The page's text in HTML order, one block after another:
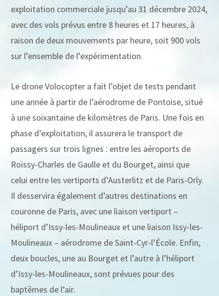
exploitation commerciale jusqu’au 31 décembre 2024,
avec des vols prévus entre 8 heures et 17 heures, à
raison de deux mouvements par heure, soit 900 vols
sur l’ensemble de l’expérimentation.
Le drone Volocopter a fait l’objet de tests pendant
une année à partir de l’aérodrome de Pontoise, situé
à une soixantaine de kilomètres de Paris. Une fois en
phase d’exploitation, il assurera le transport de
passagers sur trois lignes : entre les aéroports de
Roissy-Charles de Gaulle et du Bourget, ainsi que
celui entre les vertiports d’Austerlitz et de Paris-Orly.
Il desservira également d’autres destinations en
couronne de Paris, avec une liaison vertiport –
héliport d’Issy-les-Moulineaux et une liaison Issy-les-
Moulineaux – aérodrome de Saint-Cyr-l’École. Enfin,
deux boucles, une au Bourget et l’autre à l’héliport
d’Issy-les-Moulineaux, sont prévues pour des
baptêmes de l’air.